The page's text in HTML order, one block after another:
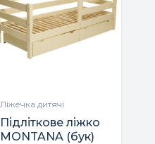
Ліжечка дитячі
Підліткове ліжко
MONTANA (бук)